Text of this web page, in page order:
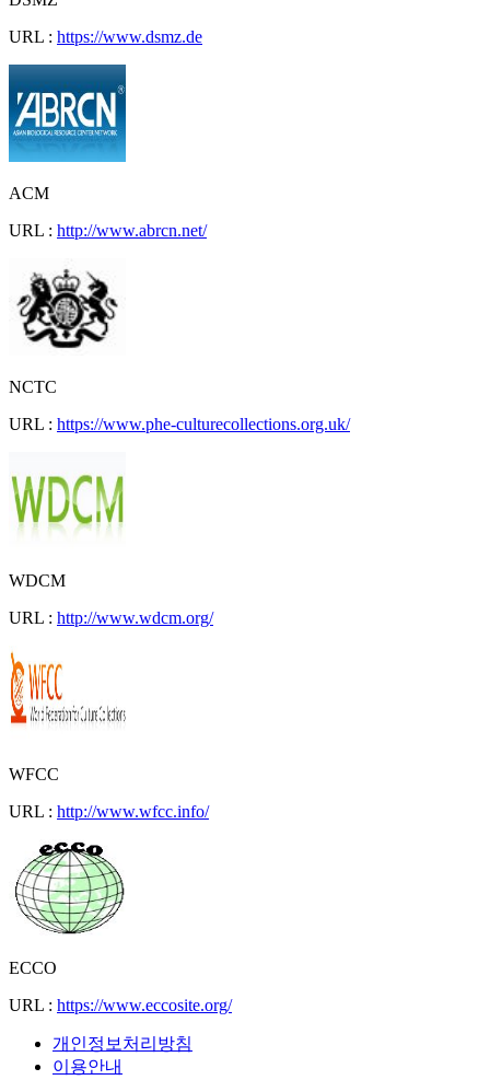
URL : https://www.dsmz.de
ACM
URL : http://www.abrcn.net/
NCTC
URL : https://www.phe-culturecollections.org.uk/
WDCM
URL : http://www.wdcm.org/
WFCC
URL : http://www.wfcc.info/
ECCO
URL : https://www.eccosite.org/
개인정보처리방침
이용안내